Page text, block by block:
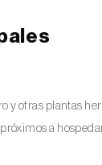
y otras plantas
a